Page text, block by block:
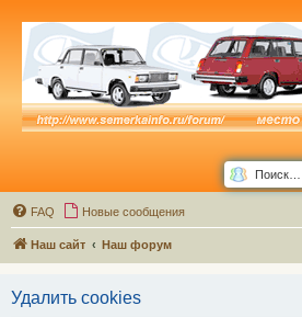
FAQ Новые сообщения
Наш сайт Наш форум
Удалить cookies